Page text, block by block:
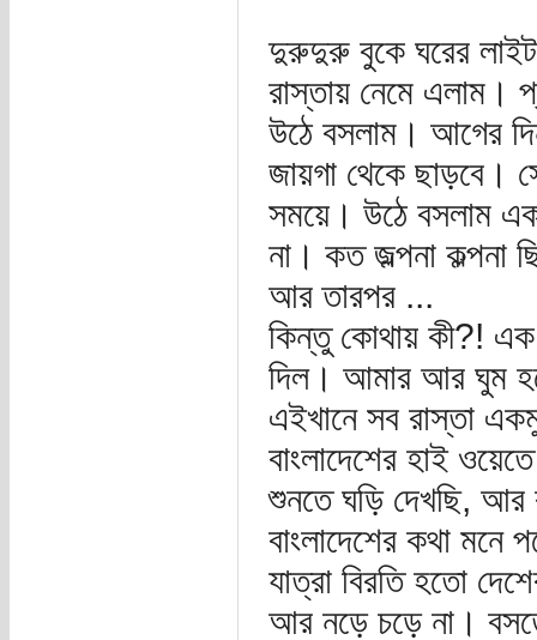
দুরুদুরু বুকে ঘরের লাইট
রাস্তায় নেমে এলাম।
উঠে বসলাম। আগের
জায়গা থেকে ছাড়বে।
সময়ে। উঠে বসলাম
না। কত জল্পনা কল্পনা
আর তারপর ...
কিন্তু কোথায় কী?!
দিল। আমার আর ঘুম
এইখানে সব রাস্তা
বাংলাদেশের হাই
শুনতে ঘড়ি দেখছি, আর
বাংলাদেশের কথা মনে
যাত্রা বিরতি হতো
আর নড়ে চড়ে না।